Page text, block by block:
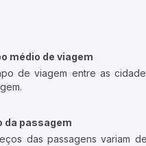
médio de viagem
de viagem entre as
da passagem
das passagens variam